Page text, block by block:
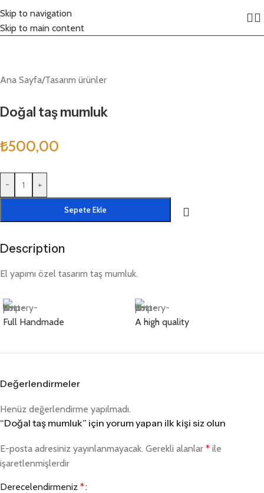
Skip to navigation
Skip to main content
Click to enlarge
Ana Sayfa/Tasarım ürünler
Doğal taş mumluk
₺500,00
- +
Sepete Ekle
Description
El yapımı özel tasarım taş mumluk.
Full Handmade A high quality
Değerlendirmeler
Henüz değerlendirme yapılmadı.
“Doğal taş mumluk” için yorum yapan ilk kişi siz olun
E-posta adresiniz yayınlanmayacak. Gerekli alanlar * ile
işaretlenmişlerdir
Derecelendirmeniz *